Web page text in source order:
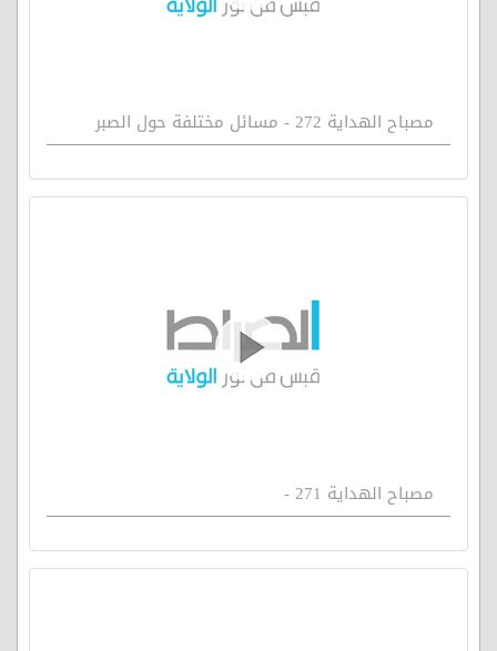
مصباح الهداية 272 - مسائل مختلفة حول الصبر
مصباح الهداية 271 -